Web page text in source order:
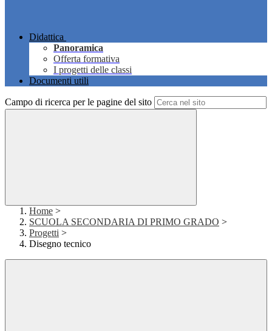
Didattica
Panoramica
Offerta formativa
I progetti delle classi
Documenti utili
Campo di ricerca per le pagine del sito
Home >
SCUOLA SECONDARIA DI PRIMO GRADO >
Progetti >
Disegno tecnico